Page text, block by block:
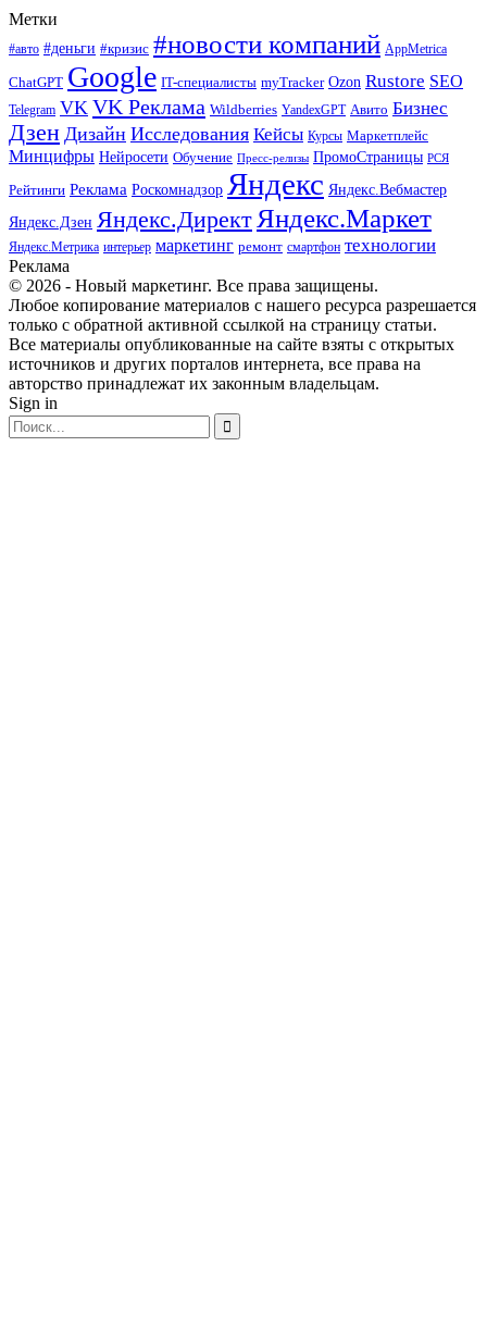
Метки
#авто #деньги #кризис #новости компаний AppMetrica
ChatGPT Google IT-специалисты myTracker Ozon Rustore SEO
Telegram VK VK Реклама Wildberries YandexGPT Авито Бизнес
Дзен Дизайн Исследования Кейсы Курсы Маркетплейс
Минцифры Нейросети Обучение Пресс-релизы ПромоСтраницы РСЯ
Рейтинги Реклама Роскомнадзор Яндекс Яндекс.Вебмастер
Яндекс.Дзен Яндекс.ДиректЯндекс.Маркет
Яндекс.Метрика интерьер маркетинг ремонт смартфон технологии
Реклама
© 2026 - Новый маркетинг. Все права защищены.
Любое копирование материалов с нашего ресурса разрешается
только с обратной активной ссылкой на страницу статьи.
Все материалы опубликованные на сайте взяты с открытых
источников и других порталов интернета, все права на
авторство принадлежат их законным владельцам.
Sign in